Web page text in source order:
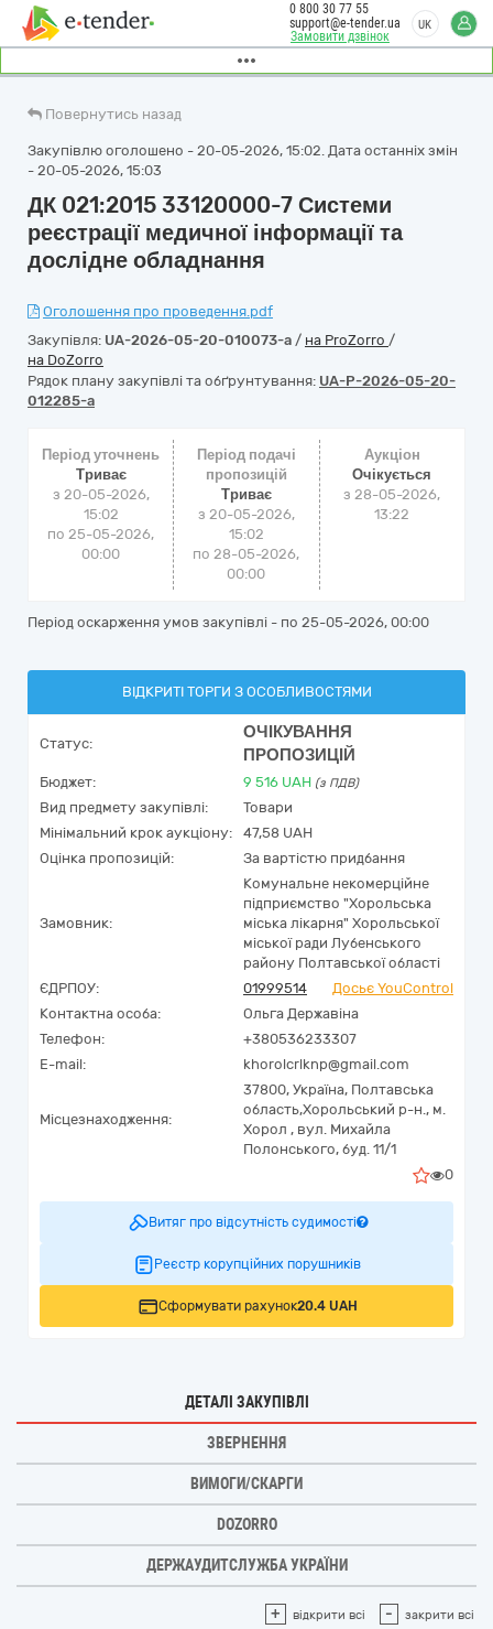
Замовити дзвінок
0 800 30 77 55
support@e-tender.ua
UK
Повернутись назад
Закупівлю оголошено - 20-05-2026, 15:02. Дата останніх змін
- 20-05-2026, 15:03
ДК 021:2015 33120000-7 Системи
реєстрації медичної інформації та
дослідне обладнання
Оголошення про проведення.pdf
Закупівля: UA-2026-05-20-010073-a / на ProZorro /
на DoZorro
Рядок плану закупівлі та обґрунтування: UA-P-2026-05-20-
012285-a
Період уточнень
Триває
з 20-05-2026,
15:02
по 25-05-2026,
00:00
Період подачі
пропозицій
Триває
з 20-05-2026,
15:02
по 28-05-2026,
00:00
Аукціон
Очікується
з28-05-2026,
13:22
Період оскарження умов закупівлі - по 25-05-2026, 00:00
ВІДКРИТІ ТОРГИ З ОСОБЛИВОСТЯМИ
Статус:
ОЧІКУВАННЯ
ПРОПОЗИЦІЙ
Бюджет: 9 516 UAH (з ПДВ)
Вид предмету закупівлі:
Товари
Мінімальний крок аукціону:
47,58 UAH
Оцінка пропозицій:
За вартістю придбання
Замовник:
Комунальне некомерційне
підприємство "Хорольська
міська лікарня" Хорольської
міської ради Лубенського
району Полтавської області
ЄДРПОУ:
01999514
Досьє YouControl
Контактна особа:
Ольга Державіна
Телефон:
+380536233307
E-mail:
khorolcrlknp@gmail.com
Місцезнаходження:
37800, Україна, Полтавська
область,Хорольський р-н., м.
Хорол , вул. Михайла
Полонського, буд. 11/1
0
Витяг про відсутність судимості
Реєстр корупційних порушників
Сформувати рахунок20.4 UAH
ДЕТАЛІ ЗАКУПІВЛІ
ЗВЕРНЕННЯ
ВИМОГИ/СКАРГИ
DOZORRO
ДЕРЖАУДИТСЛУЖБА УКРАЇНИ
+ відкрити всі - закрити всі